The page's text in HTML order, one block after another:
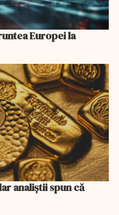
Europei la
analiștii spun că